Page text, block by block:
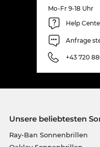
Mo-Fr 9-18 Uhr
Help
Anfrage
+43 720
Unsere beliebtesten
Ray-Ban Sonnenbrillen